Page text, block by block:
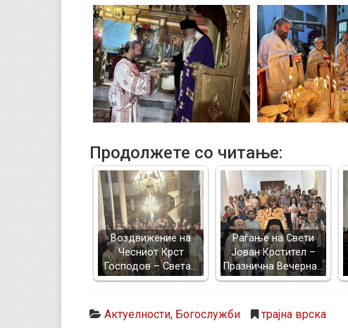
Продолжете со читање:
Воздвижение на
Чесниот Крст
Господов – Света…
Раѓање на Свети
Јован Крстител –
Празнична Вечерна…
Актуелности, Богослужби трајна врска